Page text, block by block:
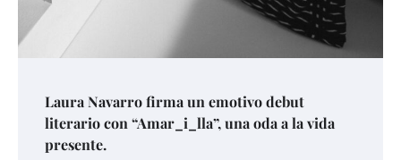
Laura Navarro firma un emotivo debut
literario con “Amar_i_lla”, una oda a la vida
presente.